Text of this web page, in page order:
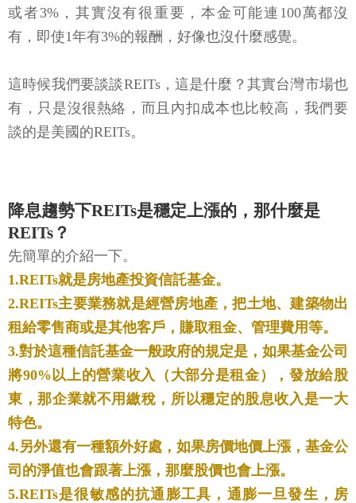
或者3%，其實沒有很重要，本金可能連100萬都沒
有，即使1年有3%的報酬，好像也沒什麼感覺。
這時候我們要談談REITs，這是什麼？其實台灣市場也
有，只是沒很熱絡，而且內扣成本也比較高，我們要
談的是美國的REITs。
降息趨勢下REITs是穩定上漲的，那什麼是
REITs？
先簡單的介紹一下。
1.REITs就是房地產投資信託基金。
2.REITs主要業務就是經營房地產，把土地、建築物出
租給零售商或是其他客戶，賺取租金、管理費用等。
3.對於這種信託基金一般政府的規定是，如果基金公司
將90%以上的營業收入（大部分是租金），發放給股
東，那企業就不用繳稅，所以穩定的股息收入是一大
特色。
4.另外還有一種額外好處，如果房價地價上漲，基金公
司的淨值也會跟著上漲，那麼股價也會上漲。
5.REITs是很敏感的抗通膨工具，通膨一旦發生，房